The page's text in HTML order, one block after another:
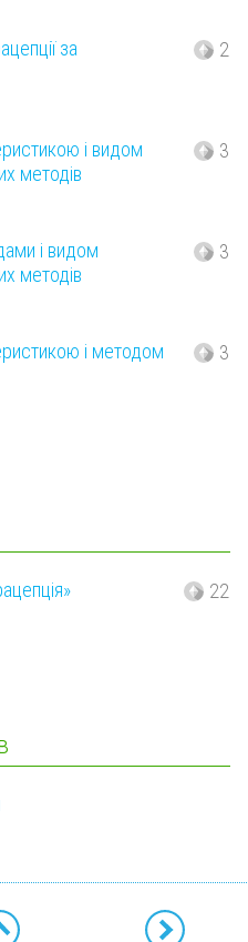
за
2
і видом
методів
3
і видом
методів
3
і методом
3
22